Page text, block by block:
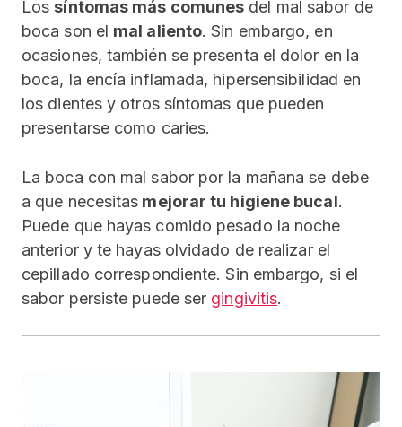
Los síntomas más comunes del mal sabor de
boca son el mal aliento. Sin embargo, en
ocasiones, también se presenta el dolor en la
boca, la encía inflamada, hipersensibilidad en
los dientes y otros síntomas que pueden
presentarse como caries.
La boca con mal sabor por la mañana se debe
a que necesitas mejorar tu higiene bucal.
Puede que hayas comido pesado la noche
anterior y te hayas olvidado de realizar el
cepillado correspondiente. Sin embargo, si el
sabor persiste puede ser gingivitis.